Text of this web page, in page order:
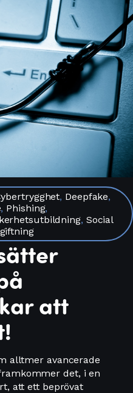
, Deepfake,
, Phishing,
, Social
att
alltmer avancerade
det, i en
att ett beprövat